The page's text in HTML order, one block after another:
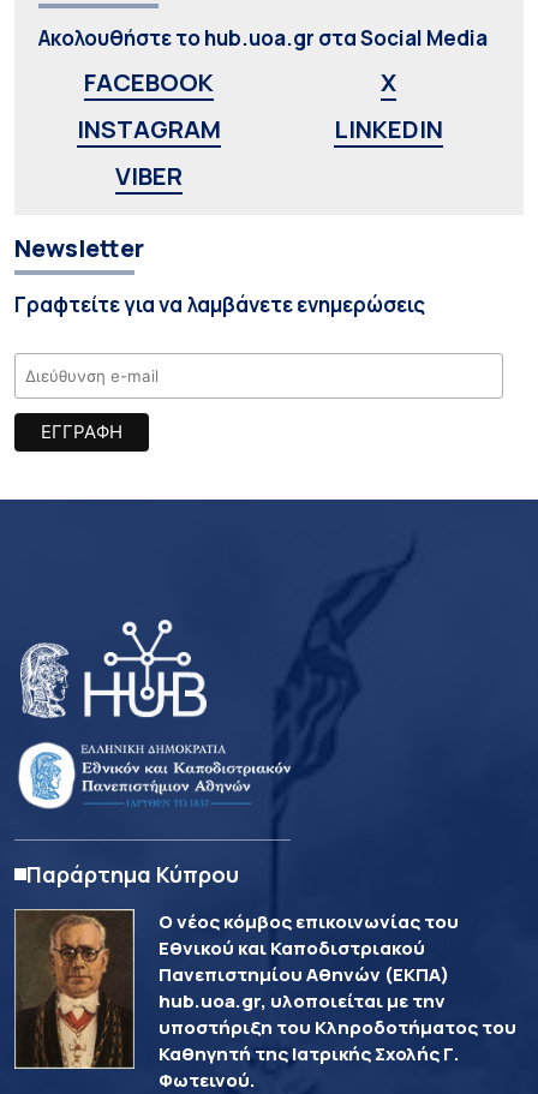
Ακολουθήστε το hub.uoa.gr στα Social Media
FACEBOOK
X
INSTAGRAM
LINKEDIN
VIBER
Newsletter
Γραφτείτε για να λαμβάνετε ενημερώσεις
Παράρτημα Κύπρου
Ο νέος κόμβος επικοινωνίας του
Εθνικού και Καποδιστριακού
Πανεπιστημίου Αθηνών (ΕΚΠΑ)
hub.uoa.gr, υλοποιείται με την
υποστήριξη του Κληροδοτήματος του
Καθηγητή της Ιατρικής Σχολής Γ.
Φωτεινού.